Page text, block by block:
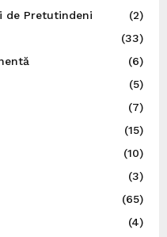
de Pretutindeni
(2)
(33)
(6)
(5)
(7)
(15)
(10)
(3)
(65)
(4)